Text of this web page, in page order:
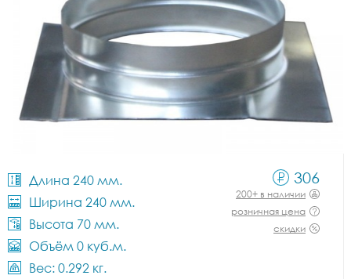
Длина 240 мм.
Ширина 240 мм.
Высота 70 мм.
Объём 0 куб.м.
Вес: 0.292 кг.
306
200+ в наличии
розничная цена
скидки